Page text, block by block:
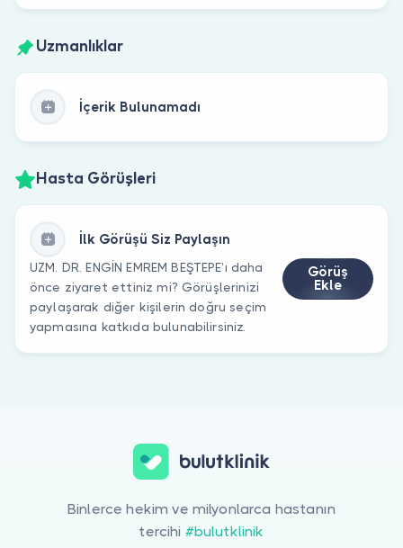
Uzmanlıklar
İçerik Bulunamadı
Hasta Görüşleri
İlk Görüşü Siz Paylaşın
UZM. DR. ENGİN EMREM BEŞTEPE’ı daha
önce ziyaret ettiniz mi? Görüşlerinizi
paylaşarak diğer kişilerin doğru seçim
yapmasına katkıda bulunabilirsiniz.
Görüş
Ekle
Binlerce hekim ve milyonlarca hastanın
tercihi #bulutklinik